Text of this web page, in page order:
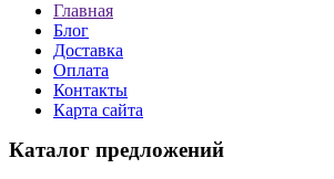
Главная
Блог
Доставка
Оплата
Контакты
Карта сайта
Каталог предложений